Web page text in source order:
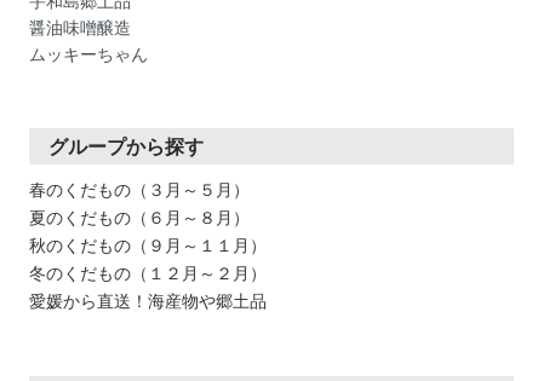
醤油味噌醸造
ムッキーちゃん
グループから探す
春のくだもの（３月～５月）
夏のくだもの（６月～８月）
秋のくだもの（９月～１１月）
冬のくだもの（１２月～２月）
愛媛から直送！海産物や郷土品